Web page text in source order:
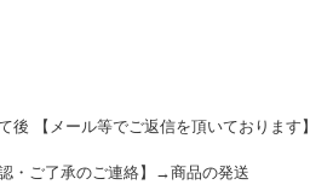
【メール等でご返信を頂いております
・ご了承のご連絡】→商品の発送